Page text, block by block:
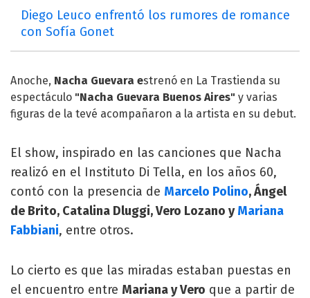
Diego Leuco enfrentó los rumores de romance
con Sofía Gonet
Anoche, Nacha Guevara estrenó en La Trastienda su
espectáculo "Nacha Guevara Buenos Aires" y varias
figuras de la tevé acompañaron a la artista en su debut.
El show, inspirado en las canciones que Nacha
realizó en el Instituto Di Tella, en los años 60,
contó con la presencia de Marcelo Polino, Ángel
de Brito, Catalina Dluggi, Vero Lozano yMariana
Fabbiani, entre otros.
Lo cierto es que las miradas estaban puestas en
el encuentro entre Mariana y Vero que a partir de